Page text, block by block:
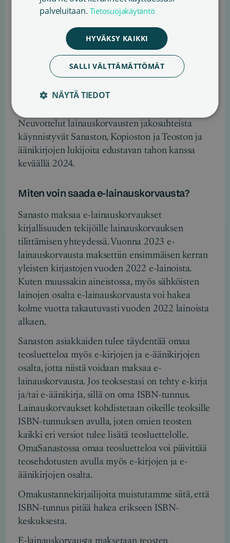
Lausumat velvoittavat eduskuntaa seuraamaan
lainmuutoksen vaikutuksia ja selvittämään
mahdollisuutta sisällyttää verkkokirjahyllyjen
käyttäminen korvauksen piiriin.
Kuinka paljon äänikirjojen lukijoille
maksetaan korvausta?
Neuvottelut lainauskorvausten jakosuhteista
käynnistyvät Sanaston, Kopioston ja Teoston ja
äänikirjojen lukijoita edustavan tahon kanssa
keväällä 2024.
Miten voin saada e-lainauskorvausta?
Sanasto maksaa e-lainauskorvaukset
kirjallisuuden tekijöille lainauskorvauksen
tilittämisen yhteydessä. Vuonna 2023 e-
lainauskorvausta maksettiin ensimmäisen kerran
yleisten kirjastojen vuoden 2022 e-lainoista.
Kuten muussakin aineistossa, myös sähköisten
lainojen osalta e-lainauskorvausta voi hakea
kolme vuotta takautuvasti vuoden 2022 lainoista
alkaen.
Sanaston asiakkaiden tulee täydentää omaa
teosluetteloa myös e-kirjojen ja e-äänikirjojen
osalta, jotta niistä voidaan maksaa e-
lainauskorvausta. Jos teoksestasi on tehty e-kirja
ja/tai e-äänikirja, sillä on oma ISBN-tunnus.
Lainauskorvaukset kohdistetaan oikeille teoksille
ISBN-tunnuksen avulla, joten omien teosten
kaikki eri versiot tulee lisätä teosluettelolle.
OmaSanastossa omaa teosluetteloa voi päivittää
teosehdotusten avulla myös e-kirjojen ja e-
äänikirjojen osalta.
Omakustannekirjailijoita muistutamme siitä, että
ISBN-tunnus pitää hakea erikseen ISBN-
keskuksesta.
E-lainauskorvausta maksetaan teosten
palveluitaan. Tietosuojakäytäntö
HYVÄKSY KAIKKI
SALLI VÄLTTÄMÄTTÖMÄT
NÄYTÄ TIEDOT